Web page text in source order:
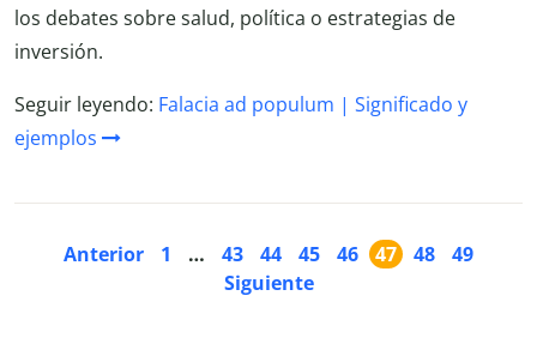
los debates sobre salud, política o estrategias de
inversión.
Seguir leyendo: Falacia ad populum | Significado y
ejemplos
Anterior 1 … 43 44 45 46 47 48
49
Siguiente